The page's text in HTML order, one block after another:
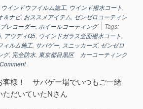
ウインドウフイルム施工, ウインド撥水コート,
＆ナビ, おススメアイテム, ゼンゼロコーティン
レコーダー, ホイールコーティング
Tags:
, アウディQ5, ウインドガラス全面撥水コート,
ィルム施工, サバゲー, スニッカーズ, ゼンゼロ
グ, 完全防水, 東京都目黒区 カーコーティング
客様！ サバゲー場でいつもご一緒
ただいていたNさん